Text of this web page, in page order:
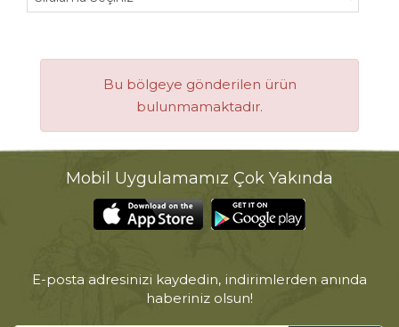
Bu bölgeye gönderilen ürün
bulunmamaktadır.
Mobil Uygulamamız Çok Yakında
E-posta adresinizi kaydedin, indirimlerden anında
haberiniz olsun!